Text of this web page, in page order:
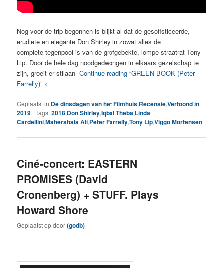
Nog voor de trip begonnen is blijkt al dat de gesofisticeerde,
erudiete en elegante Don Shirley in zowat alles de
complete tegenpool is van de grofgebekte, lompe straatrat Tony
Lip. Door de hele dag noodgedwongen in elkaars gezelschap te
zijn, groeit er stilaanContinue reading “GREEN BOOK (Peter
Farrelly)” »
Geplaatst in De dinsdagen van het Filmhuis,Recensie,Vertoond in
2019 |Tags:2018,Don Shirley,Iqbal Theba,Linda
Cardellini,Mahershala Ali,Peter Farrelly,Tony Lip,Viggo Mortensen
Ciné-concert: EASTERN
PROMISES (David
Cronenberg) + STUFF. Plays
Howard Shore
Geplaatst opdoor(godb)